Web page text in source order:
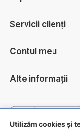
Utilizăm cookies și
Servicii clienți
Contul meu
Alte informații